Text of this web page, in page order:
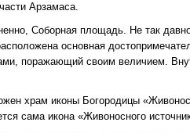
Арзамаса.
Соборная площадь. Не так
основная
поражающий своим величием.
храм иконы Богородицы
сама икона «Живоносного